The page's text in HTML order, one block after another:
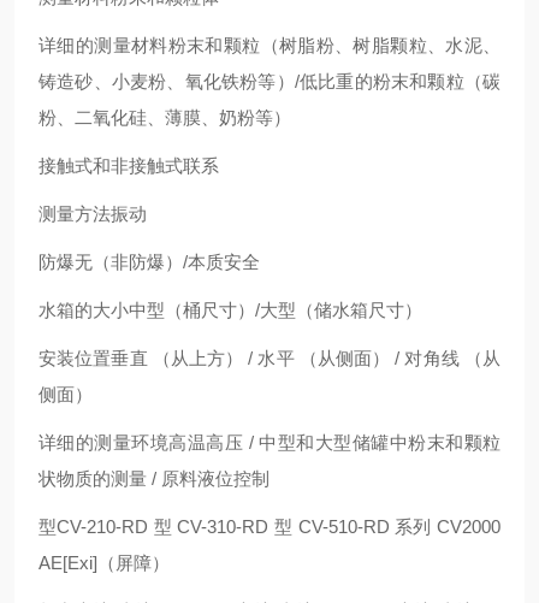
详细的测量材料粉末和颗粒（树脂粉、树脂颗粒、水泥、
铸造砂、小麦粉、氧化铁粉等）/低比重的粉末和颗粒（碳
粉、二氧化硅、薄膜、奶粉等）
接触式和非接触式联系
测量方法振动
防爆无（非防爆）/本质安全
水箱的大小中型（桶尺寸）/大型（储水箱尺寸）
安装位置垂直 （从上方） / 水平 （从侧面） / 对角线 （从
侧面）
详细的测量环境高温高压 / 中型和大型储罐中粉末和颗粒
状物质的测量 / 原料液位控制
型CV-210-RD 型 CV-310-RD 型 CV-510-RD 系列 CV2000
AE[Exi]（屏障）